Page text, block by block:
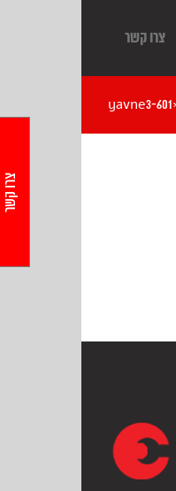
צרו קשר
yavne3-
צרו קשר